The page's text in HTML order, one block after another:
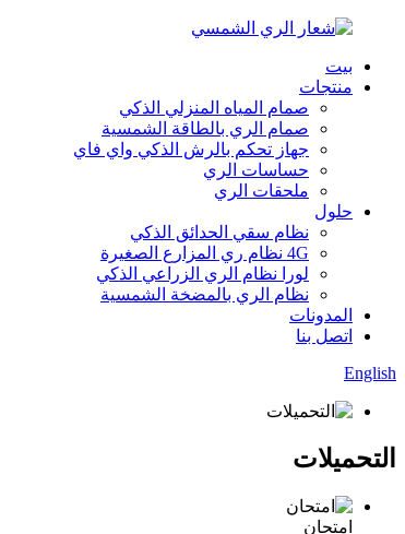
بيت
منتجات
صمام المياه المنزلي الذكي
صمام الري بالطاقة الشمسية
جهاز تحكم بالرش الذكي واي فاي
حساسات الري
ملحقات الري
حلول
نظام سقي الحدائق الذكي
4G نظام ري المزارع الصغيرة
لورا نظام الري الزراعي الذكي
نظام الري بالمضخة الشمسية
المدونات
اتصل بنا
English
التحميلات
امتحان